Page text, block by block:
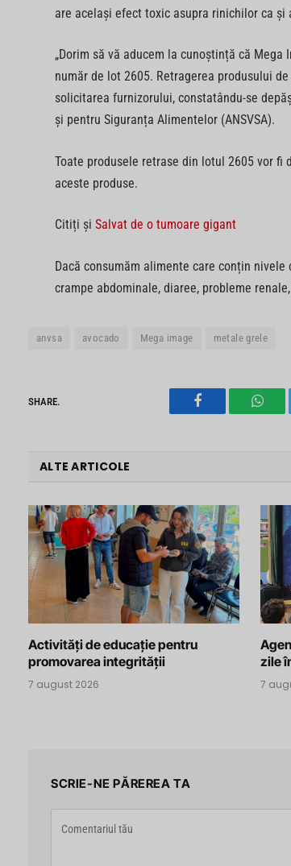
are același efect toxic asupra rinichilor ca și
„Dorim să vă aducem la cunoștință că Mega
număr de lot 2605. Retragerea produsului
solicitarea furnizorului, constatându-se
și pentru Siguranța Alimentelor (ANSVSA).
Toate produsele retrase din lotul 2605 vor fi
aceste produse.
Citiți și Salvat de o tumoare gigant
Dacă consumăm alimente care conțin
crampe abdominale, diaree, probleme
anvsa avocado Mega image metale grele
SHARE.
Facebook
ALTE ARTICOLE
Activități de educație pentru
promovarea integrității
7 august 2026
zile
7
SCRIE-NE PĂREREA TA